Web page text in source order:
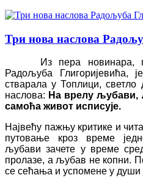
Три нова наслова
Из пера новинара,
Радољуба Глигоријевића,
стварала у Топлици, светло
наслова: На врелу љубави,
самоћа живот исписује.
Највећу пажњу критике и
путовање кроз време
љубави зачете у време
пролазе, а љубав не копни.
се сећања и успомене у души